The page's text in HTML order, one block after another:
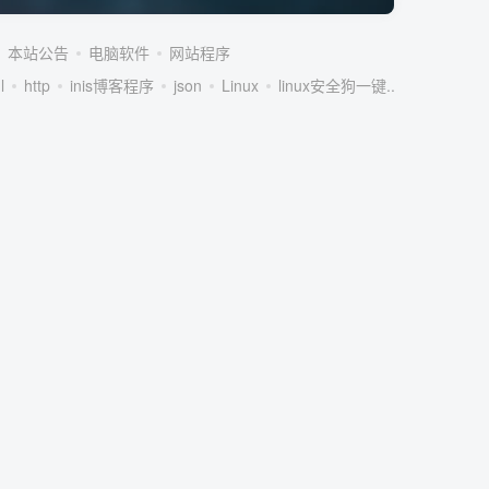
本站公告 电脑软件
网站程序
http inis博客程序 json Linux linux安全狗一键...